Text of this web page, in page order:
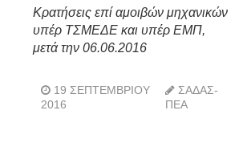
Κρατήσεις επί αμοιβών μηχανικών
υπέρ ΤΣΜΕΔΕ και υπέρ ΕΜΠ,
μετά την 06.06.2016
19 ΣΕΠΤΕΜΒΡΊΟΥ
2016
ΣΑΔΑΣ-
ΠΕΑ